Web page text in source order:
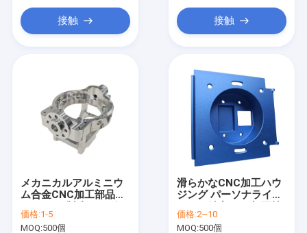
ビデオ
わたしたち に つい て
品質管理
接触
用 機械用 機械用 機械
用 機械用 機械用 機械
用 機械用 機械用 機械
用 機械用 機械用 機械
用 機械用 機械用 機械
用 機械用 機械用 機械
用 機械用 機械用 機械
用 機械用 機械用 機械
用 機械用 機械用 機械
用 機械用 機械用 機械
用 機械用 機械用 機械
用 機械用 機械用 機械
用 機械用 機械用 機械
用 機械用 機械用 機械
用 機械用 機械用 機械
用 機械用 機械用 機械
用 機械用 機械用 機械
接触
メカニカルアルミニウ
ム合金CNC加工部品
価格:1-5
MOQ:500個
滑らかなCNC加工ハウ
ジング パーソナライズ
術
価格:2~10
MOQ:500個